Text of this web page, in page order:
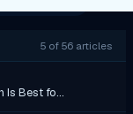
5 of 56 articles
Is Best fo…